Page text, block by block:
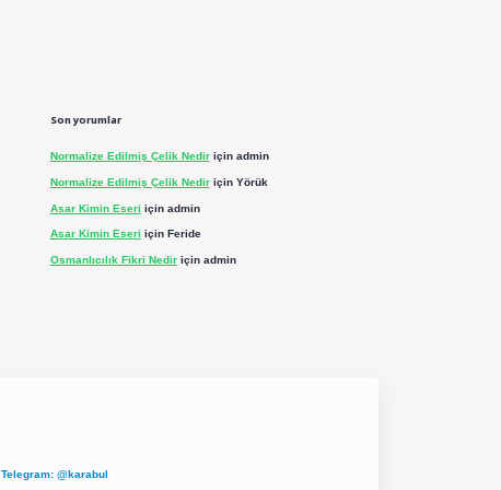
Son yorumlar
Normalize Edilmiş Çelik Nediriçin admin
Normalize Edilmiş Çelik Nediriçin Yörük
Asar Kimin Eseri için admin
Asar Kimin Eseri için Feride
Osmanlıcılık Fikri Nediriçin admin
Telegram: @karabul